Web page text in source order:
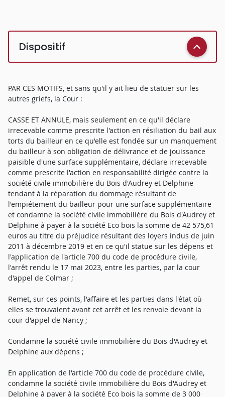
Dispositif
PAR CES MOTIFS, et sans qu'il y ait lieu de statuer sur les
autres griefs, la Cour :
CASSE ET ANNULE, mais seulement en ce qu'il déclare
irrecevable comme prescrite l'action en résiliation du bail aux
torts du bailleur en ce qu'elle est fondée sur un manquement
du bailleur à son obligation de délivrance et de jouissance
paisible d'une surface supplémentaire, déclare irrecevable
comme prescrite l'action en responsabilité dirigée contre la
société civile immobilière du Bois d'Audrey et Delphine
tendant à la réparation du dommage résultant de
l'empiétement du bailleur pour une surface supplémentaire
et condamne la société civile immobilière du Bois d'Audrey et
Delphine à payer à la société Eco bois la somme de 42 575,61
euros au titre du préjudice résultant des loyers indus de juin
2011 à décembre 2019 et en ce qu'il statue sur les dépens et
l'application de l'article 700 du code de procédure civile,
l'arrêt rendu le 17 mai 2023, entre les parties, par la cour
d'appel de Colmar ;
Remet, sur ces points, l'affaire et les parties dans l'état où
elles se trouvaient avant cet arrêt et les renvoie devant la
cour d'appel de Nancy ;
Condamne la société civile immobilière du Bois d'Audrey et
Delphine aux dépens ;
En application de l'article 700 du code de procédure civile,
condamne la société civile immobilière du Bois d'Audrey et
Delphine à payer à la société Eco bois la somme de 3 000